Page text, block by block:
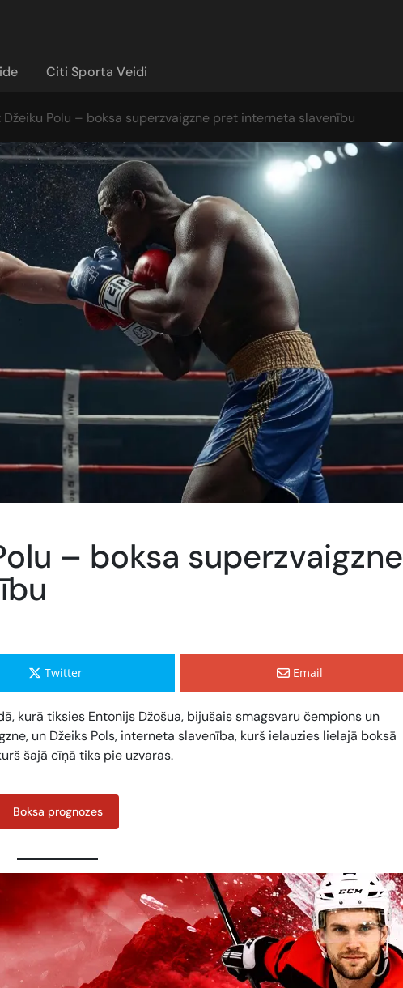
Citi Sporta Veidi
Džeiku Polu – boksa superzvaigzne pret interneta slavenību
– boksa superzvaigzne
Twitter Email
kurā tiksies Entonijs Džošua, bijušais smagsvaru čempions un
un Džeiks Pols, interneta slavenība, kurš ielauzies lielajā boksā
šajā cīņā tiks pie uzvaras.
Boksa prognozes